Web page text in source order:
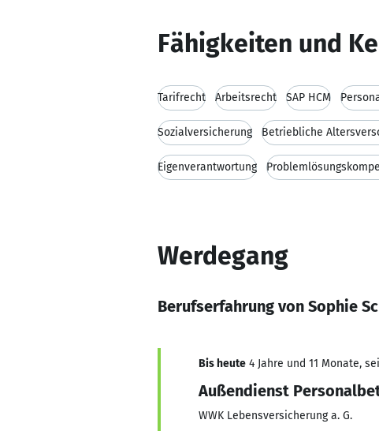
Fähigkeiten und
Tarifrecht Arbeitsrecht SAP HCM
Sozialversicherung Betriebliche
Eigenverantwortung
Werdegang
Berufserfahrung von Sophie
Bis heute 4 Jahre und 11 Monate,
Außendienst
WWK Lebensversicherung a. G.